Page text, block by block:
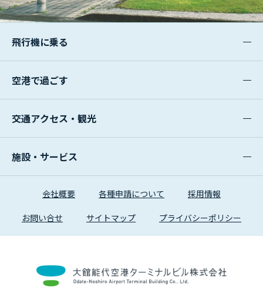
飛行機に乗る
空港で過ごす
交通アクセス・観光
施設・サービス
会社概要 各種申請について 採用情報
お問い合せ サイトマップ プライバシーポリシー